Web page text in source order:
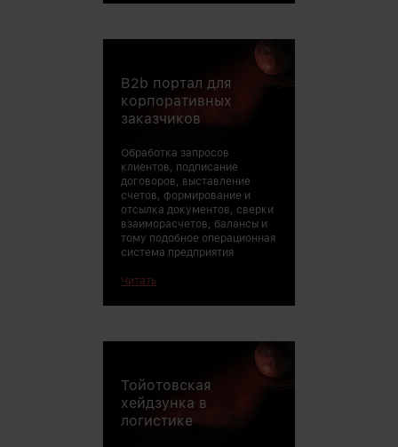
B2b портал для
корпоративных
заказчиков
Обработка запросов
клиентов, подписание
договоров, выставление
счетов, формирование и
отсылка документов, сверки
взаиморасчетов, балансы и
тому подобное операционная
система предприятия
Читать
Тойотовская
хейдзунка в
логистике